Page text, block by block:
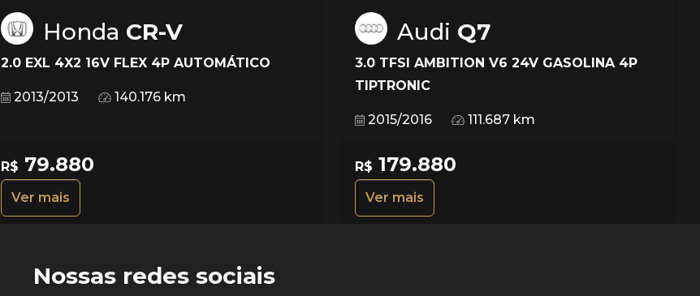
Honda CR-V
2.0 EXL 4X2 16V FLEX 4P AUTOMÁTICO
2013/2013 140.176 km
R$ 79.880
Ver mais
Audi Q7
3.0 TFSI AMBITION V6 24V GASOLINA 4P
TIPTRONIC
2015/2016 111.687 km
R$ 179.880
Ver mais
Nossas redes sociais